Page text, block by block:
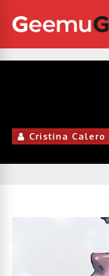
Cristina Calero